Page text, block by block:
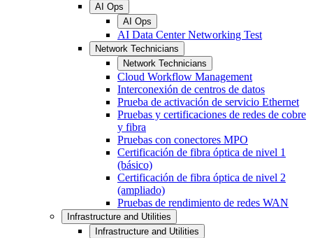
AI Ops
AI Ops
AI Data Center Networking Test
Network Technicians
Network Technicians
Cloud Workflow Management
Interconexión de centros de datos
Prueba de activación de servicio Ethernet
Pruebas y certificaciones de redes de cobre
y fibra
Pruebas con conectores MPO
Certificación de fibra óptica de nivel 1
(básico)
Certificación de fibra óptica de nivel 2
(ampliado)
Pruebas de rendimiento de redes WAN
Infrastructure and Utilities
Infrastructure and Utilities